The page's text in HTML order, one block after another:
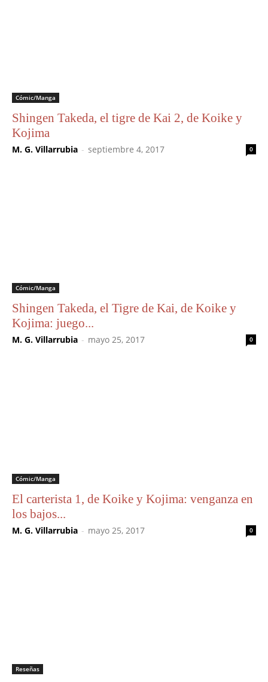
Cómic/Manga
Shingen Takeda, el tigre de Kai 2, de Koike y
Kojima
M. G. Villarrubia - septiembre 4, 2017 0
Cómic/Manga
Shingen Takeda, el Tigre de Kai, de Koike y
Kojima: juego...
M. G. Villarrubia - mayo 25, 2017 0
Cómic/Manga
El carterista 1, de Koike y Kojima: venganza en
los bajos...
M. G. Villarrubia - mayo 25, 2017 0
Reseñas